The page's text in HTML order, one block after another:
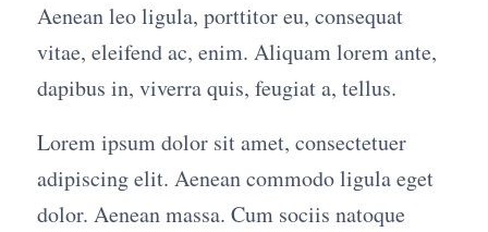
Aenean leo ligula, porttitor eu, consequat
vitae, eleifend ac, enim. Aliquam lorem ante,
dapibus in, viverra quis, feugiat a, tellus.
Lorem ipsum dolor sit amet, consectetuer
adipiscing elit. Aenean commodo ligula eget
dolor. Aenean massa. Cum sociis natoque